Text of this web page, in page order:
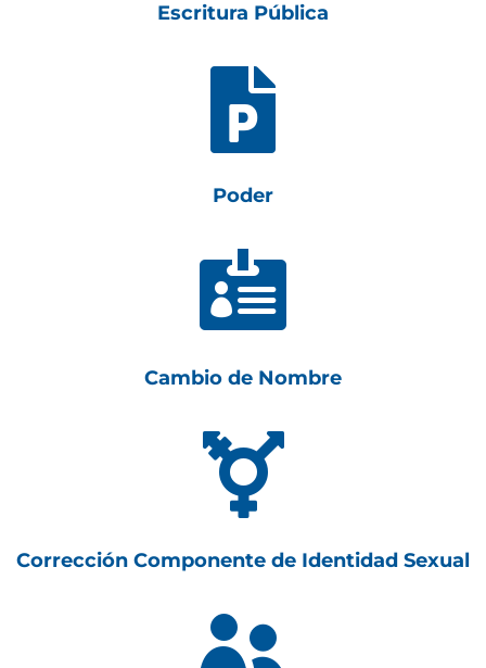
Escritura Pública

Poder

Cambio de Nombre

Corrección Componente de Identidad Sexual